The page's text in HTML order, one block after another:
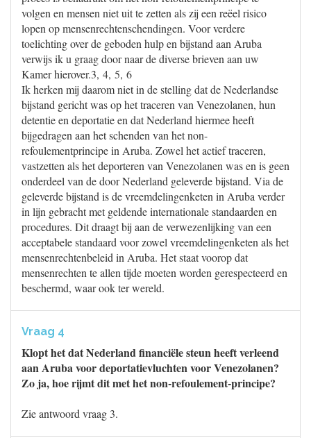
volgen en mensen niet uit te zetten als zij een reëel risico
lopen op mensenrechtenschendingen. Voor verdere
toelichting over de geboden hulp en bijstand aan Aruba
verwijs ik u graag door naar de diverse brieven aan uw
Kamer hierover.3, 4, 5, 6
Ik herken mij daarom niet in de stelling dat de Nederlandse
bijstand gericht was op het traceren van Venezolanen, hun
detentie en deportatie en dat Nederland hiermee heeft
bijgedragen aan het schenden van het non-
refoulementprincipe in Aruba. Zowel het actief traceren,
vastzetten als het deporteren van Venezolanen was en is geen
onderdeel van de door Nederland geleverde bijstand. Via de
geleverde bijstand is de vreemdelingenketen in Aruba verder
in lijn gebracht met geldende internationale standaarden en
procedures. Dit draagt bij aan de verwezenlijking van een
acceptabele standaard voor zowel vreemdelingenketen als het
mensenrechtenbeleid in Aruba. Het staat voorop dat
mensenrechten te allen tijde moeten worden gerespecteerd en
beschermd, waar ook ter wereld.
Vraag 4
Klopt het dat Nederland financiële steun heeft verleend
aan Aruba voor deportatievluchten voor Venezolanen?
Zo ja, hoe rijmt dit met het non-refoulement-principe?
Zie antwoord vraag 3.